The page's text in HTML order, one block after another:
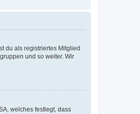
du als registriertes Mitglied
und so weiter. Wir
welches festlegt, dass